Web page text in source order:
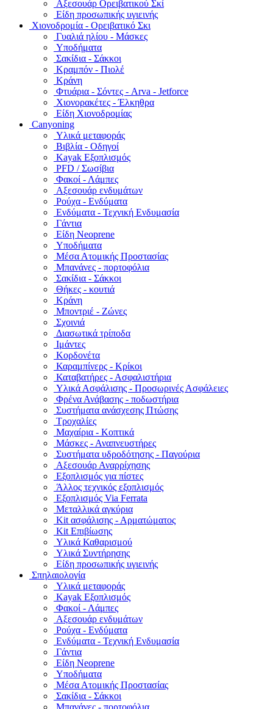
Αξεσουάρ Ορειβατικού Σκί
Είδη προσωπικής υγιεινής
Χιονοδρομία - Ορειβατικό Σκι
Γυαλιά ηλίου - Μάσκες
Υποδήματα
Σακίδια - Σάκκοι
Κραμπόν - Πιολέ
Κράνη
Φτυάρια - Σόντες - Arva - Jetforce
Χιονορακέτες - Έλκηθρα
Είδη Χιονοδρομίας
Canyoning
Υλικά μεταφοράς
Βιβλία - Οδηγοί
Kayak Εξοπλισμός
PFD / Σωσίβια
Φακοί - Λάμπες
Αξεσουάρ ενδυμάτων
Ρούχα - Ενδύματα
Ενδύματα - Τεχνική Ενδυμασία
Γάντια
Είδη Neoprene
Υποδήματα
Μέσα Ατομικής Προστασίας
Μπανάνες - πορτοφόλια
Σακίδια - Σάκκοι
Θήκες - κουτιά
Κράνη
Μποντριέ - Ζώνες
Σχοινιά
Διασωτικά τρίποδα
Ιμάντες
Κορδονέτα
Καραμπίνερς - Κρίκοι
Καταβατήρες - Ασφαλιστήρια
Υλικά Ασφάλισης - Προσωρινές Ασφάλειες
Φρένα Ανάβασης - ποδωστήρια
Συστήματα ανάσχεσης Πτώσης
Τροχαλίες
Μαχαίρια - Κοπτικά
Μάσκες - Αναπνευστήρες
Συστήματα υδροδότησης - Παγούρια
Αξεσουάρ Αναρρίχησης
Εξοπλισμός για πίστες
Άλλος τεχνικός εξοπλισμός
Εξοπλισμός Via Ferrata
Μεταλλικά αγκύρια
Kit ασφάλισης - Αρματώματος
Kit Επιβίωσης
Υλικά Καθαρισμού
Υλικά Συντήρησης
Είδη προσωπικής υγιεινής
Σπηλαιολογία
Υλικά μεταφοράς
Kayak Εξοπλισμός
Φακοί - Λάμπες
Αξεσουάρ ενδυμάτων
Ρούχα - Ενδύματα
Ενδύματα - Τεχνική Ενδυμασία
Γάντια
Είδη Neoprene
Υποδήματα
Μέσα Ατομικής Προστασίας
Σακίδια - Σάκκοι
Μπανάνες - πορτοφόλια